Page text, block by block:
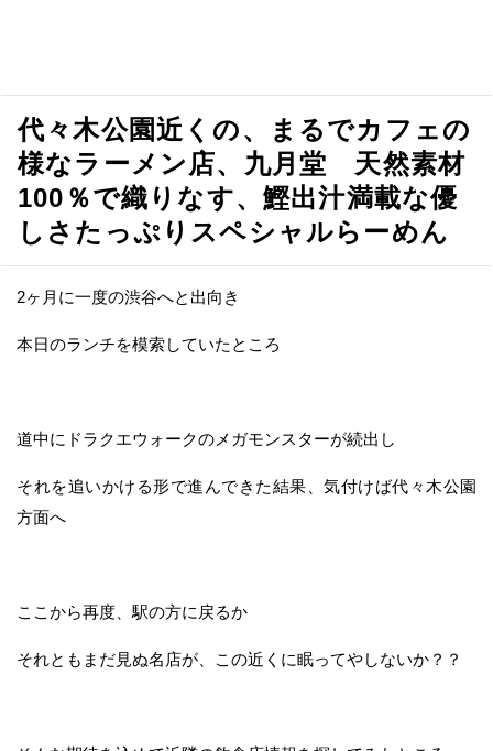
代々木公園近くの、まるでカフェの
様なラーメン店、九月堂 天然素材
100％で織りなす、鰹出汁満載な優
しさたっぷりスペシャルらーめん
2ヶ月に一度の渋谷へと出向き
本日のランチを模索していたところ
道中にドラクエウォークのメガモンスターが続出し
それを追いかける形で進んできた結果、気付けば代々木公園
方面へ
ここから再度、駅の方に戻るか
それともまだ見ぬ名店が、この近くに眠ってやしないか？？